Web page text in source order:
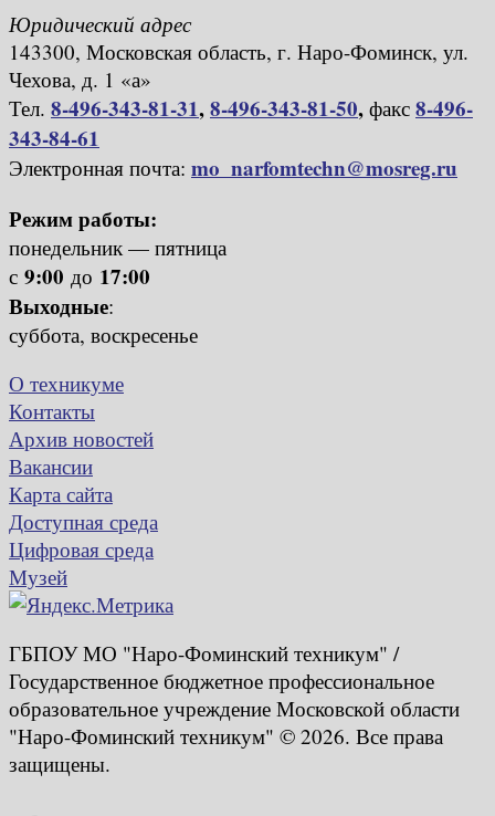
Юридический адрес
143300, Московская область, г. Наро-Фоминск, ул.
Чехова, д. 1 «а»
Тел. 8-496-343-81-31,8-496-343-81-50, факс 8-496-
343-84-61
Электронная почта: mo_narfomtechn@mosreg.ru
Режим работы:
понедельник — пятница
с 9:00 до 17:00
Выходные:
суббота, воскресенье
О техникуме
Контакты
Архив новостей
Вакансии
Карта сайта
Доступная среда
Цифровая среда
Музей
ГБПОУ МО "Наро-Фоминский техникум" /
Государственное бюджетное профессиональное
образовательное учреждение Московской области
"Наро-Фоминский техникум" © 2026. Все права
защищены.